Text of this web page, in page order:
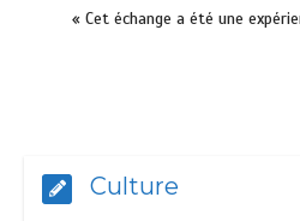
« Cet échange a été une
Culture